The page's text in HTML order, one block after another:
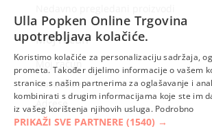
Moj račun
Moj račun
Narudžbe
Adrese
Ulla Popken Online Trgovina
upotrebljava kolačiće.
Koristimo kolačiće za personalizaciju sadržaja,
prometa. Također dijelimo informacije o vašem
stranice s našim partnerima za oglašavanje i
kombinirati s drugim informacijama koje ste im
iz vašeg korištenja njihovih usluga. Podrobno
PRIKAŽI SVE PARTNERE (1540) →